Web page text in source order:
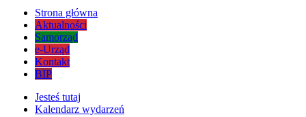
Strona główna
Aktualności
Samorząd
e-Urząd
Kontakt
BIP
Jesteś tutaj
Kalendarz wydarzeń